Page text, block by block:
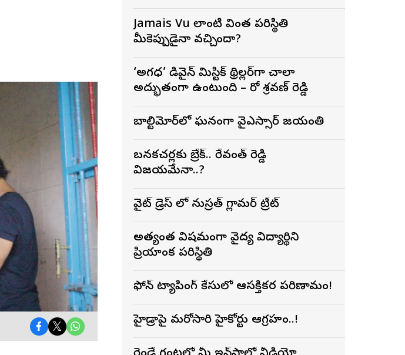
Jamais Vu లాంటి వింత పరిస్థితి
మీకెప్పుడైనా వచ్చిందా?
‘అగధ’ డివైన్ మిస్టిక్ థ్రిల్లర్‌గా చాలా
అద్భుతంగా ఉంటుంది – హీరో శ్రవణ్ రెడ్డి
బాల్టిమోర్‌లో ఘనంగా వైఎస్సార్‌ జయంతి
బనకచర్లకు బ్రేక్.. రేవంత్ రెడ్డి
విజయమేనా..?
వైట్ డ్రెస్ లో నుస్ర‌త్ గ్లామ‌ర్ ట్రీట్
అత్యంత విషమంగా వైద్య విద్యార్థిని
ప్రియాంక పరిస్థితి
ఫోన్ ట్యాపింగ్ కేసులో ఆసక్తికర పరిణామం!
హైడ్రాపై మరోసారి హైకోర్టు ఆగ్రహం..!